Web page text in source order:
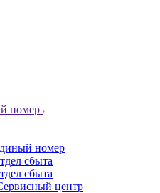
номер
номер
сбыта
сбыта
центр